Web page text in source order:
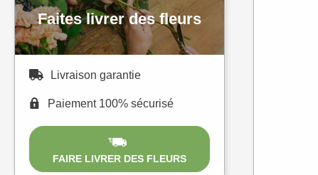
Faites livrer des fleurs
Livraison garantie
Paiement 100% sécurisé
FAIRE LIVRER DES FLEURS